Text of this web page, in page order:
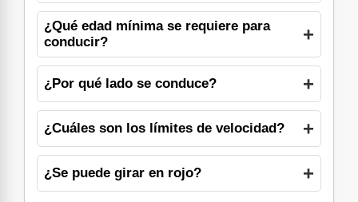
¿Qué edad mínima se requiere para
conducir?
¿Por qué lado se conduce?
¿Cuáles son los límites de velocidad?
¿Se puede girar en rojo?